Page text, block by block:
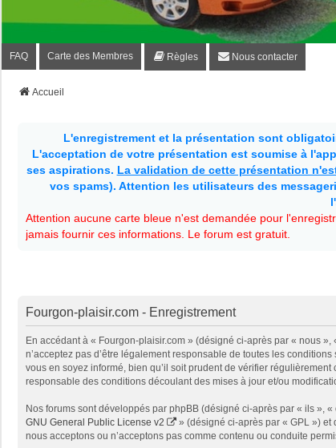
FAQ Carte des Membres Règles Nous contacter
Accueil
L'enregistrement et la présentation sont
L'acceptation de votre présentation est soumise à
ses aspirations. La validation de cette présentation
vos spams). Attention les utilisateurs des
Attention aucune carte bleue n'est demandée pour
jamais fournir ces informations. Le forum est gratuit.
Fourgon-plaisir.com - Enregistrement
En accédant à « Fourgon-plaisir.com » (désigné ci-après par « nous
n’acceptez pas d’être légalement responsable de toutes les
vous en soyez informé, bien qu’il soit prudent de vérifier
responsable des conditions découlant des mises à jour et/ou
Nos forums sont développés par phpBB (désigné ci-après par « ils »,
GNU General Public License v2
» (désigné ci-après par « GPL »)
nous acceptons ou n’acceptons pas comme contenu ou conduite